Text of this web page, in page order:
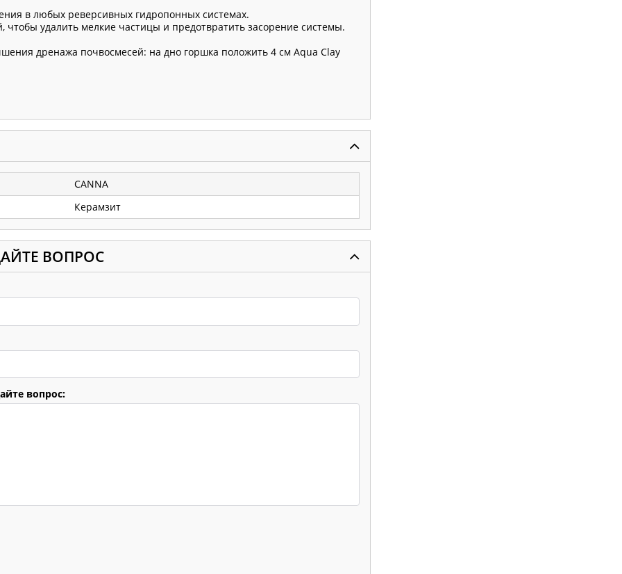
в любых реверсивных гидропонных системах.
удалить мелкие частицы и предотвратить засорение системы.
дренажа почвосмесей: на дно горшка положить 4 см Aqua Clay
CANNA
Керамзит
ВОПРОС
вопрос: